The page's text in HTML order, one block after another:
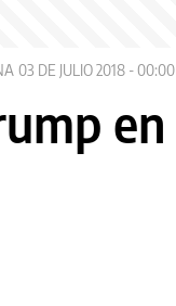
03 DE JULIO 2018 - 00:00
en